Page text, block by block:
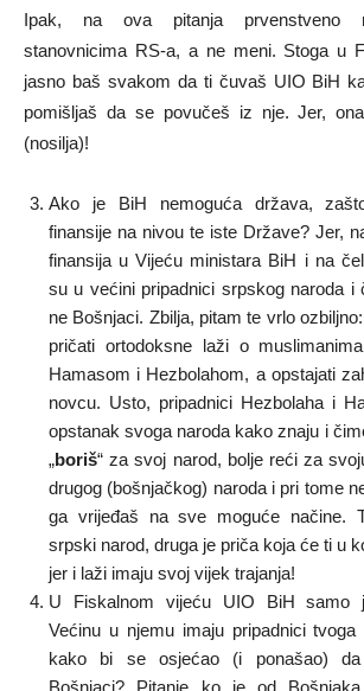
Ipak, na ova pitanja prvenstveno
stanovnicima RS-a, a ne meni. Stoga u
jasno baš svakom da ti čuvaš UIO BiH
pomišljaš da se povučeš iz nje. Jer,
(nosilja)!
Ako je BiH nemoguća država,
finansije na nivou te iste Države? Jer,
finansija u Vijeću ministara BiH i na
su u većini pripadnici srpskog naroda i
ne Bošnjaci. Zbilja, pitam te vrlo
pričati ortodoksne laži o
Hamasom i Hezbolahom, a opstajati
novcu. Usto, pripadnici Hezbolaha i
opstanak svoga naroda kako znaju i
„boriš“ za svoj narod, bolje reći za
drugog (bošnjačkog) naroda i pri tome
ga vrijeđaš na sve moguće načine.
srpski narod, druga je priča koja će ti u
jer i laži imaju svoj vijek trajanja!
U Fiskalnom vijeću UIO BiH samo
Većinu u njemu imaju pripadnici tvoga
kako bi se osjećao (i ponašao)